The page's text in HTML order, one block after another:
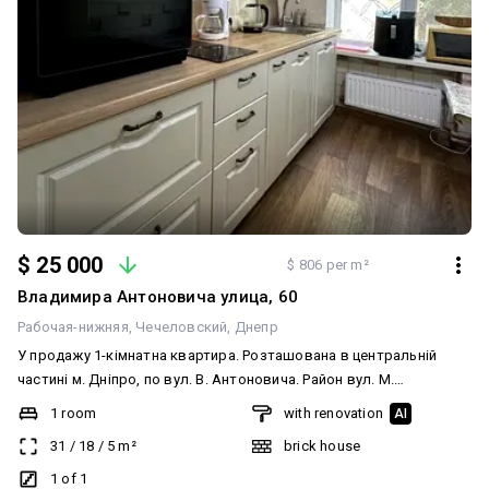
$ 25 000 $ 806 per m²
Владимира Антоновича улица, 60
Рабочая-нижняя Чечеловский Днепр
У продажу 1-кімнатна квартира. Розташована в центральній
частині м. Дніпро, по вул. В. Антоновича. Район вул. М.
Алексєєнка / просп. Лесі Українки. Квартира з ремонтом, усе
робили для себе, із заміною всіх комунікацій, проводки (мідна)
та сантехніки. Квартира дуже затишна та чиста. З гарною
енергетикою. Тепла взимку, прохолодна влітку. Виконано
1 room
31 / 18 / 5 m²
1 of 1
with renovation AI
brick house